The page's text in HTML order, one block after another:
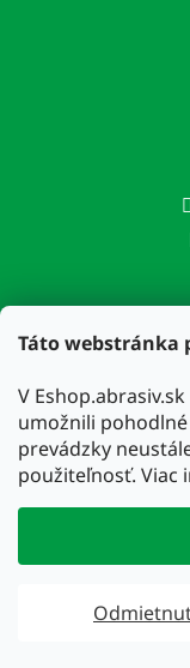
Táto webstránka
V
umožnili
prevádzky
použiteľnosť. Viac